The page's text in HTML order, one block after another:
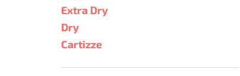
Extra Dry
Dry
Cartizze